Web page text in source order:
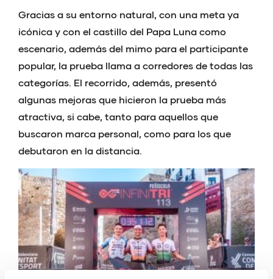
Gracias a su entorno natural, con una meta ya
icónica y con el castillo del Papa Luna como
escenario, además del mimo para el participante
popular, la prueba llama a corredores de todas las
categorías. El recorrido, además, presentó
algunas mejoras que hicieron la prueba más
atractiva, si cabe, tanto para aquellos que
buscaron marca personal, como para los que
debutaron en la distancia.